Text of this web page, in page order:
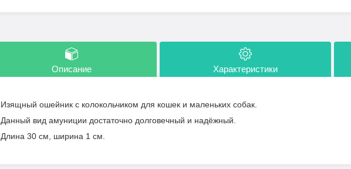
Описание Характеристики
Изящный ошейник с колокольчиком для кошек и маленьких собак.
Данный вид амуниции достаточно долговечный и надёжный.
Длина 30 см, ширина 1 см.